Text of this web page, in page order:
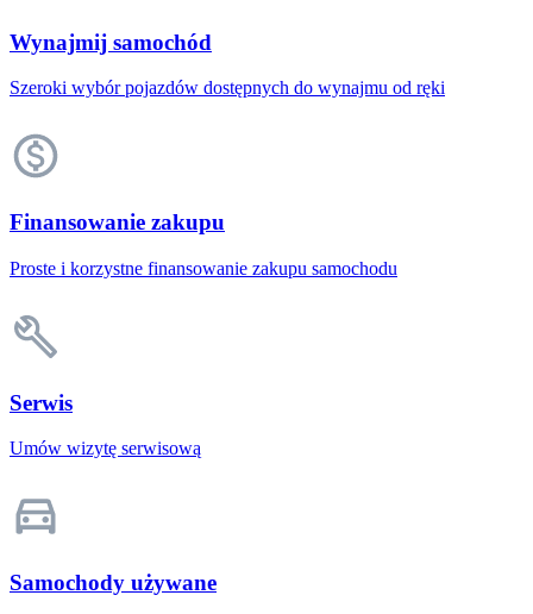
Wynajmij samochód
Szeroki wybór pojazdów dostępnych do wynajmu od ręki
Finansowanie zakupu
Proste i korzystne finansowanie zakupu samochodu
Serwis
Umów wizytę serwisową
Samochody używane